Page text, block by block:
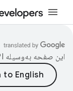
این صفحه به‌وسیله